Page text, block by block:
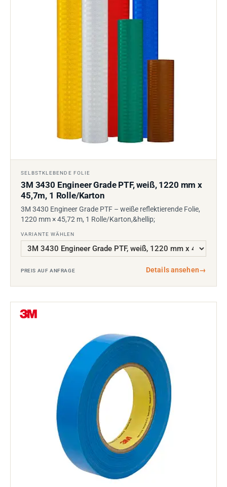
SELBSTKLEBENDE FOLIE
3M 3430 Engineer Grade PTF, weiß, 1220 mm x
45,7m, 1 Rolle/Karton
3M 3430 Engineer Grade PTF – weiße reflektierende Folie,
1220 mm × 45,72 m, 1 Rolle/Karton,&hellip;
VARIANTE WÄHLEN
PREIS AUF ANFRAGE Details ansehen→